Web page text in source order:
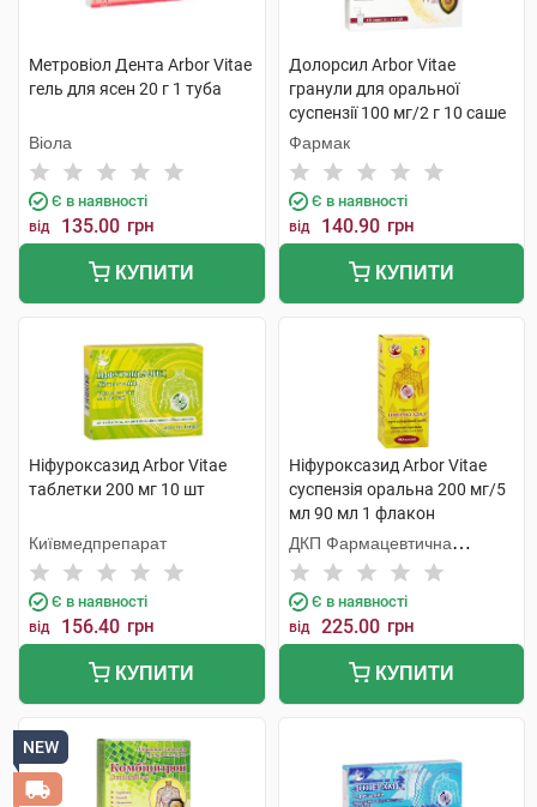
Метровіол Дента Arbor Vitae
гель для ясен 20 г 1 туба
Віола
Є в наявності
від 135.00 грн
КУПИТИ
Долорсил Arbor Vitae
гранули для оральної
суспензії 100 мг/2 г 10 саше
Фармак
Є в наявності
від 140.90 грн
КУПИТИ
Ніфуроксазид Arbor Vitae
таблетки 200 мг 10 шт
Київмедпрепарат
Є в наявності
від 156.40 грн
КУПИТИ
Ніфуроксазид Arbor Vitae
суспензія оральна 200 мг/5
мл 90 мл 1 флакон
ДКП Фармацевтична
фабрика
Є в наявності
від 225.00 грн
КУПИТИ
NEW